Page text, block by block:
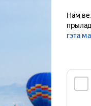
Нам
гэта